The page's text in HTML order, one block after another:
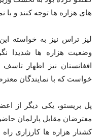
های هزاره ها توجه کنند و با
لیز تراس نیز به خواسته
وضعیت هزاره ها شدیدا
افغانستان نیز اظهار تاسف
خواست که با نمایندگان
پل بریستو، یکی دیگر از
معترضان مقابل پارلمان
کشتار هزاره ها کارزاری